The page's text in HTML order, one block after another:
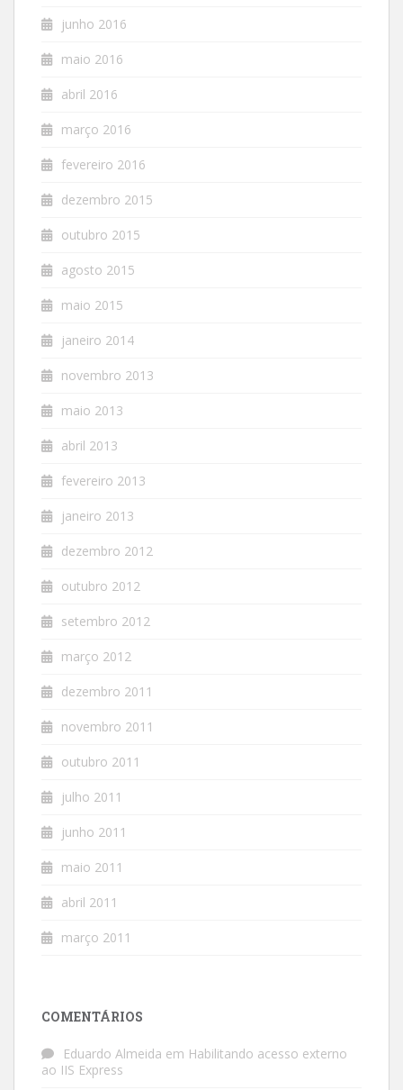
junho 2016
maio 2016
abril 2016
março 2016
fevereiro 2016
dezembro 2015
outubro 2015
agosto 2015
maio 2015
janeiro 2014
novembro 2013
maio 2013
abril 2013
fevereiro 2013
janeiro 2013
dezembro 2012
outubro 2012
setembro 2012
março 2012
dezembro 2011
novembro 2011
outubro 2011
julho 2011
junho 2011
maio 2011
abril 2011
março 2011
COMENTÁRIOS
Eduardo Almeida em Habilitando acesso externo
ao IIS Express